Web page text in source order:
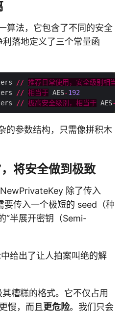
算法，它包含了不同的安全
落地定义了三个常量函
// 推荐日常使用，安全级别相当
// 相当于 AES-192
// 极高安全级别，相当于 AES-
的参数结构，只需像拼积木
将安全做到极致
除了传入
传入一个极短的 seed（种
“半展开密钥（Semi-
给出了让人拍案叫绝的解
糟糕的格式。它不仅占用
慢，而且 更危险。我们只会